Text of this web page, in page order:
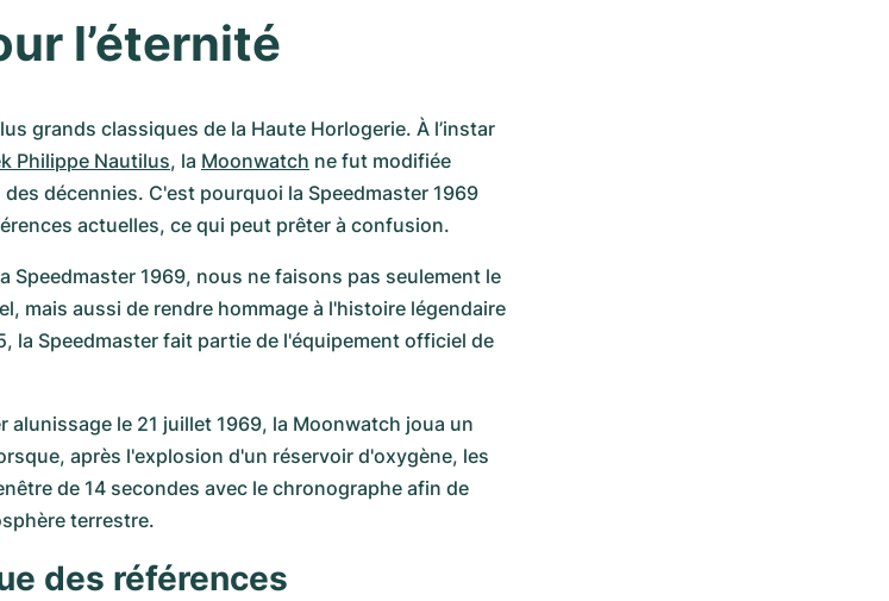
l’éternité
grands classiques de la Haute Horlogerie. À l’instar
Philippe Nautilus, la Moonwatch ne fut modifiée
décennies. C'est pourquoi la Speedmaster 1969
actuelles, ce qui peut prêter à confusion.
Speedmaster 1969, nous ne faisons pas seulement le
mais aussi de rendre hommage à l'histoire légendaire
la Speedmaster fait partie de l'équipement officiel de
alunissage le 21 juillet 1969, la Moonwatch joua un
après l'explosion d'un réservoir d'oxygène, les
de 14 secondes avec le chronographe afin de
terrestre.
des références